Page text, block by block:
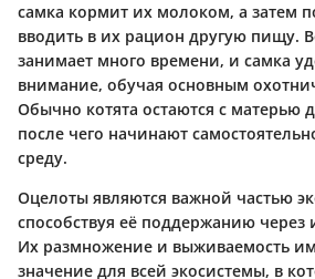
самка кормит их молоком, а затем
вводить в их рацион другую пищу.
занимает много времени, и самка
внимание, обучая основным
Обычно котята остаются с матерью
после чего начинают
среду.
Оцелоты являются важной частью
способствуя её поддержанию
Их размножение и выживаемость
значение для всей экосистемы, в